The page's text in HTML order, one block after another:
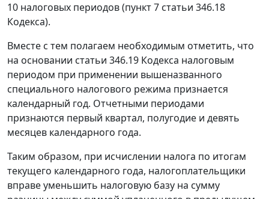
10 налоговых периодов (пункт 7 статьи 346.18
Кодекса).
Вместе с тем полагаем необходимым отметить, что
на основании статьи 346.19 Кодекса налоговым
периодом при применении вышеназванного
специального налогового режима признается
календарный год. Отчетными периодами
признаются первый квартал, полугодие и девять
месяцев календарного года.
Таким образом, при исчислении налога по итогам
текущего календарного года, налогоплательщики
вправе уменьшить налоговую базу на сумму